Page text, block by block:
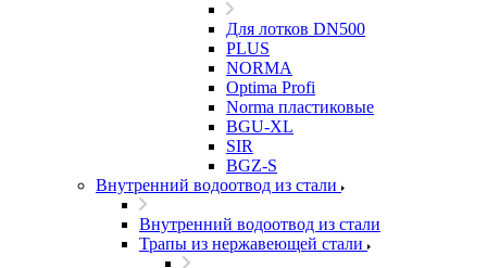
Для лотков DN500
PLUS
NORMA
Optima Profi
Norma пластиковые
BGU-XL
SIR
BGZ-S
Внутренний водоотвод из стали
Внутренний водоотвод из стали
Трапы из нержавеющей стали